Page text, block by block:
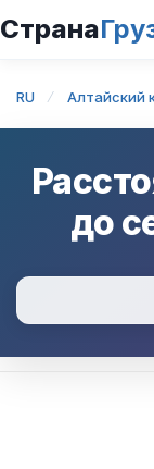
Страна
RU Алтайский
до